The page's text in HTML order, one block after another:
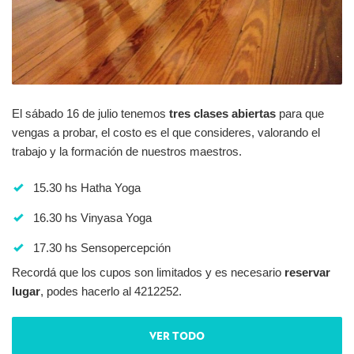
El sábado 16 de julio tenemos tres clases abiertas para que
vengas a probar, el costo es el que consideres, valorando el
trabajo y la formación de nuestros maestros.
15.30 hs Hatha Yoga
16.30 hs Vinyasa Yoga
17.30 hs Sensopercepción
Recordá que los cupos son limitados y es necesario reservar
lugar, podes hacerlo al 4212252.
VER TODO